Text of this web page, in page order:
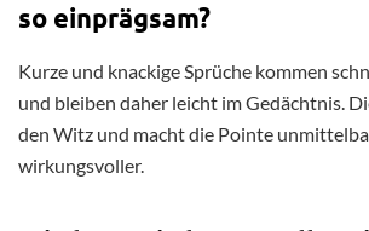
so einprägsam?
Kurze und knackige Sprüche kommen
und bleiben daher leicht im Gedächtnis.
den Witz und macht die Pointe
wirkungsvoller.